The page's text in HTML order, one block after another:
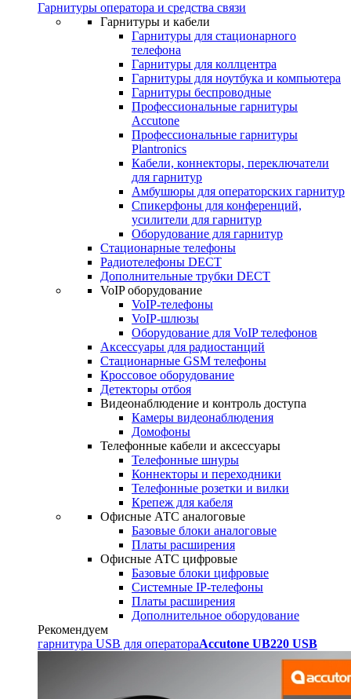
Гарнитуры оператора и средства связи
Гарнитуры и кабели
Гарнитуры для стационарного
телефона
Гарнитуры для коллцентра
Гарнитуры для ноутбука и компьютера
Гарнитуры беспроводные
Профессиональные гарнитуры
Accutone
Профессиональные гарнитуры
Plantronics
Кабели, коннекторы, переключатели
для гарнитур
Амбушюры для операторских гарнитур
Cпикерфоны для конференций,
усилители для гарнитур
Оборудование для гарнитур
Стационарные телефоны
Радиотелефоны DECT
Дополнительные трубки DECT
VoIP оборудование
VoIP-телефоны
VoIP-шлюзы
Оборудование для VoIP телефонов
Аксессуары для радиостанций
Стационарные GSM телефоны
Кроссовое оборудование
Детекторы отбоя
Видеонаблюдение и контроль доступа
Камеры видеонаблюдения
Домофоны
Телефонные кабели и аксессуары
Телефонные шнуры
Коннекторы и переходники
Телефонные розетки и вилки
Крепеж для кабеля
Офисные АТС аналоговые
Базовые блоки аналоговые
Платы расширения
Офисные АТС цифровые
Базовые блоки цифровые
Системные IP-телефоны
Платы расширения
Дополнительное оборудование
Рекомендуем
гарнитура USB для оператораAccutone UB220 USB